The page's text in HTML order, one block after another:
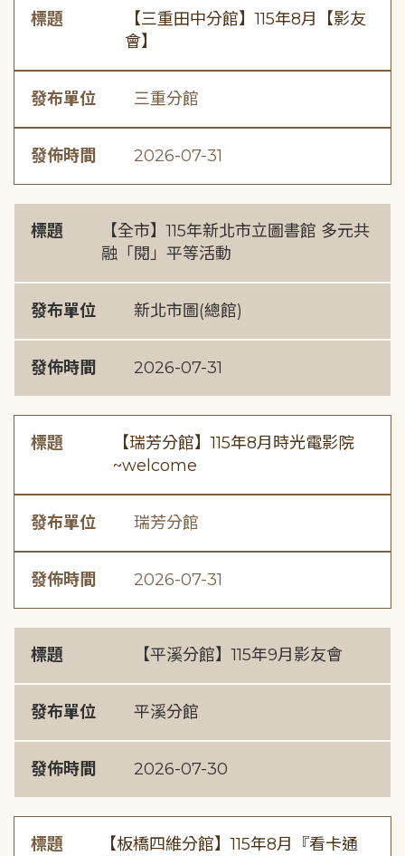
標題
【三重田中分館】115年8月【影友
會】
發布單位 三重分館
發佈時間 2026-07-31
標題
【全市】115年新北市立圖書館 多元共
融「閱」平等活動
發布單位 新北市圖(總館)
發佈時間 2026-07-31
標題
【瑞芳分館】115年8月時光電影院
~welcome
發布單位 瑞芳分館
發佈時間 2026-07-31
標題 【平溪分館】115年9月影友會
發布單位 平溪分館
發佈時間 2026-07-30
標題
【板橋四維分館】115年8月『看卡通